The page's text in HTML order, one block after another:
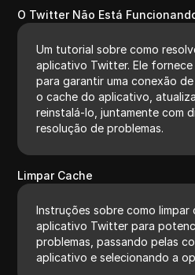
O Twitter Não Está
Um tutorial sobre como
aplicativo Twitter. Ele fornece
para garantir uma conexão
o cache do aplicativo,
reinstalá-lo, juntamente com
resolução de problemas.
Limpar Cache
Instruções sobre como limpar
aplicativo Twitter para
problemas, passando pelas
aplicativo e selecionando a